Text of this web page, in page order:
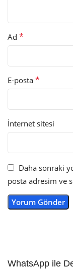
Ad *
E-posta *
İnternet sitesi
Daha sonraki
posta adresim ve
WhatsApp ile